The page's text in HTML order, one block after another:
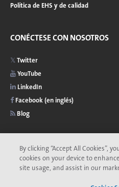
Política de EHS y de calidad
CONÉCTESE CON NOSOTROS
Twitter
YouTube
LinkedIn
Facebook (en inglés)
Blog
2026 © Copyright de Veolia
By clicking “Accept All Cookies”,
cookies on your device to
site usage, and assist in our